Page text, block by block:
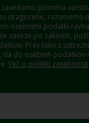
zavedamo pomena
dragocene, razumemo
osebnimi podatki
zaveze po zakoniti,
Prav tako z
da do osebnih podatkov
Več o politiki zasebnosti